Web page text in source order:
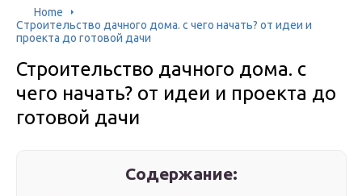
Home
Строительство дачного дома. с чего начать? от идеи и
проекта до готовой дачи
Строительство дачного дома. с
чего начать? от идеи и проекта до
готовой дачи
Содержание: